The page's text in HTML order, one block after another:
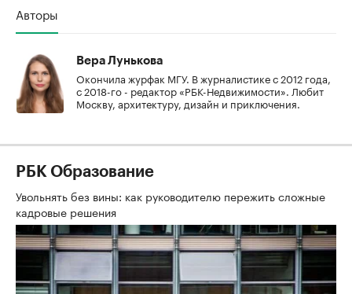
Авторы
Вера Лунькова
Окончила журфак МГУ. В журналистике с 2012 года,
с 2018-го - редактор «РБК-Недвижимости». Любит
Москву, архитектуру, дизайн и приключения.
РБК Образование
Увольнять без вины: как руководителю пережить сложные
кадровые решения